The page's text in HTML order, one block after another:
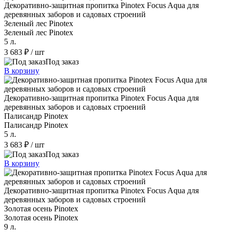
Декоративно-защитная пропитка Pinotex Focus Aqua для
деревянных заборов и садовых строений
Зеленый лес Pinotex
Зеленый лес Pinotex
5 л.
3 683 ₽ / шт
Под заказ
В корзину
Декоративно-защитная пропитка Pinotex Focus Aqua для
деревянных заборов и садовых строений
Палисандр Pinotex
Палисандр Pinotex
5 л.
3 683 ₽ / шт
Под заказ
В корзину
Декоративно-защитная пропитка Pinotex Focus Aqua для
деревянных заборов и садовых строений
Золотая осень Pinotex
Золотая осень Pinotex
9 л.